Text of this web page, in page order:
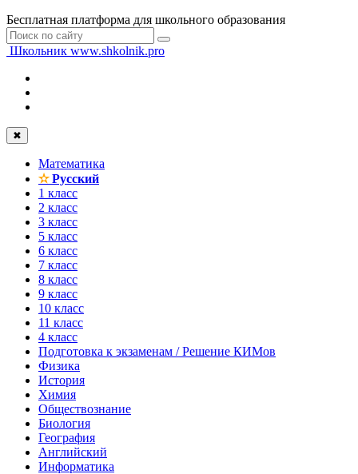
Бесплатная платформа для школьного образования
Школьник www.shkolnik.pro
✖
Математика
✫Русский
1 класс
2 класс
3 класс
5 класс
6 класс
7 класс
8 класс
9 класс
10 класс
11 класс
4 класс
Подготовка к экзаменам / Решение КИМов
Физика
История
Химия
Обществознание
Биология
География
Английский
Информатика